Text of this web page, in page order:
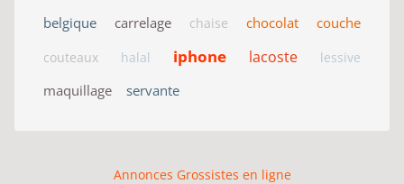
belgique carrelage chaise chocolat couche
couteaux halal iphone lacoste lessive
maquillage servante
Annonces Grossistes en ligne